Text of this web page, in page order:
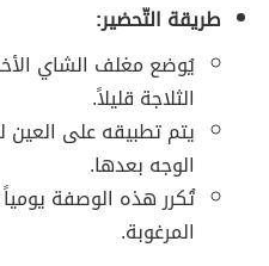
طريقة التّحضير:
يُوضع مغلف الشاي
الثلاجة قليلاً.
الوجه بعدها.
تُكرر هذه الوصفة
المرغوبة.